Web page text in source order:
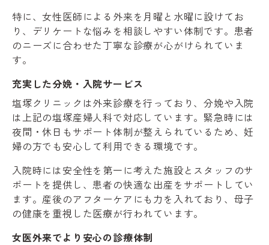
特に、女性医師による外来を月曜と水曜に設けてお
り、デリケートな悩みを相談しやすい体制です。患者
のニーズに合わせた丁寧な診療が心がけられていま
す。
充実した分娩・入院サービス
塩塚クリニックは外来診療を行っており、分娩や入院
は上記の塩塚産婦人科で対応しています。緊急時には
夜間・休日もサポート体制が整えられているため、妊
婦の方でも安心して利用できる環境です。
入院時には安全性を第一に考えた施設とスタッフのサ
ポートを提供し、患者の快適な出産をサポートしてい
ます。産後のアフターケアにも力を入れており、母子
の健康を重視した医療が行われています。
女医外来でより安心の診療体制